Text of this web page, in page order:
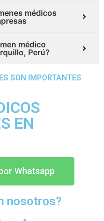
médicos
médico
Perú?
SON IMPORTANTES
EN
Whatsapp
nosotros?